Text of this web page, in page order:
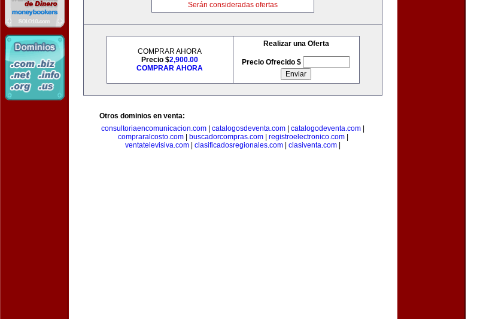
Serán consideradas ofertas
COMPRAR AHORA
Precio $2,900.00
COMPRAR AHORA
Realizar una Oferta
Precio Ofrecido $
Otros dominios en venta:
consultoriaencomunicacion.com
catalogosdeventa.com catalogodeventa.com
compraralcosto.com| buscadorcompras.com| registroelectronico.com|
ventatelevisiva.com
clasificadosregionales.com clasiventa.com